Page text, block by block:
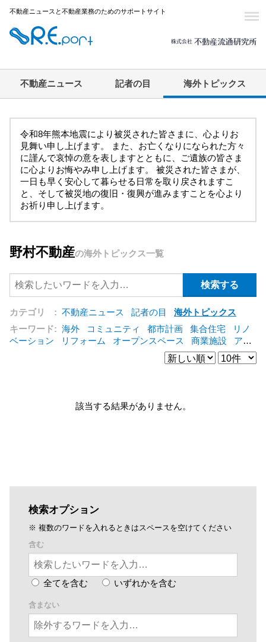
不動産ニュースと不動産業務のためのサポートサイト
不動産ニュース 記者の目 海外トピックス
令和8年熊本地震により被災された皆さまに、心よりお
見舞い申し上げます。 また、お亡くなりになられた方々
に謹んで哀悼の意を表しますとともに、ご遺族の皆さま
に心よりお悔やみ申し上げます。 被災された皆さまが、
一日も早く安心して暮らせる日常を取り戻されますこ
と、そして被災地の復旧・復興が進みますことを心より
お祈り申し上げます。
野村不動産の海外トピックス一覧
カテゴリ : 不動産ニュース 記者の目
海外トピックス
キーワード: 海外 コミュニティ 都市計画 集合住宅
リノ
ベーション
リフォーム オープンスペース 商業施設
アパ
エネルギー
新型コロ
コンバージョン
都市再生
該当する結果がありません。
検索オプション
※ 複数のワードを入れるときはスペースを空けてください
含む
全てを含む いずれかを含む
含まない